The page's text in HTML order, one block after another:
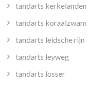
tandarts kerkelanden
tandarts koraalzwam
tandarts leidsche rijn
tandarts leyweg
tandarts losser